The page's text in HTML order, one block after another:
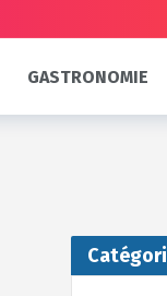
GASTRONOMIE